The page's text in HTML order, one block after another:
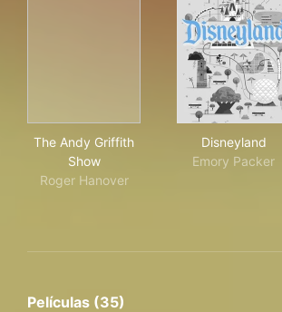
The Andy Griffith
Show
Roger Hanover
Disneyland
Emory Packer
Películas (35)